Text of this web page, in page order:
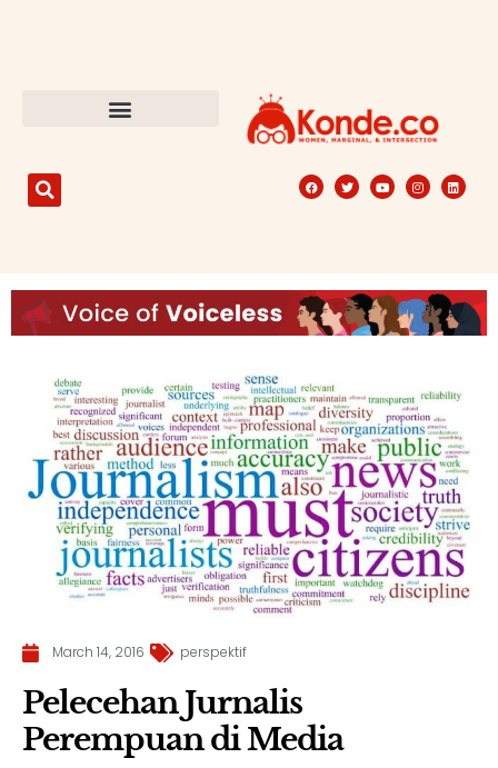
March 14, 2016 perspektif
Pelecehan Jurnalis
Perempuan di Media